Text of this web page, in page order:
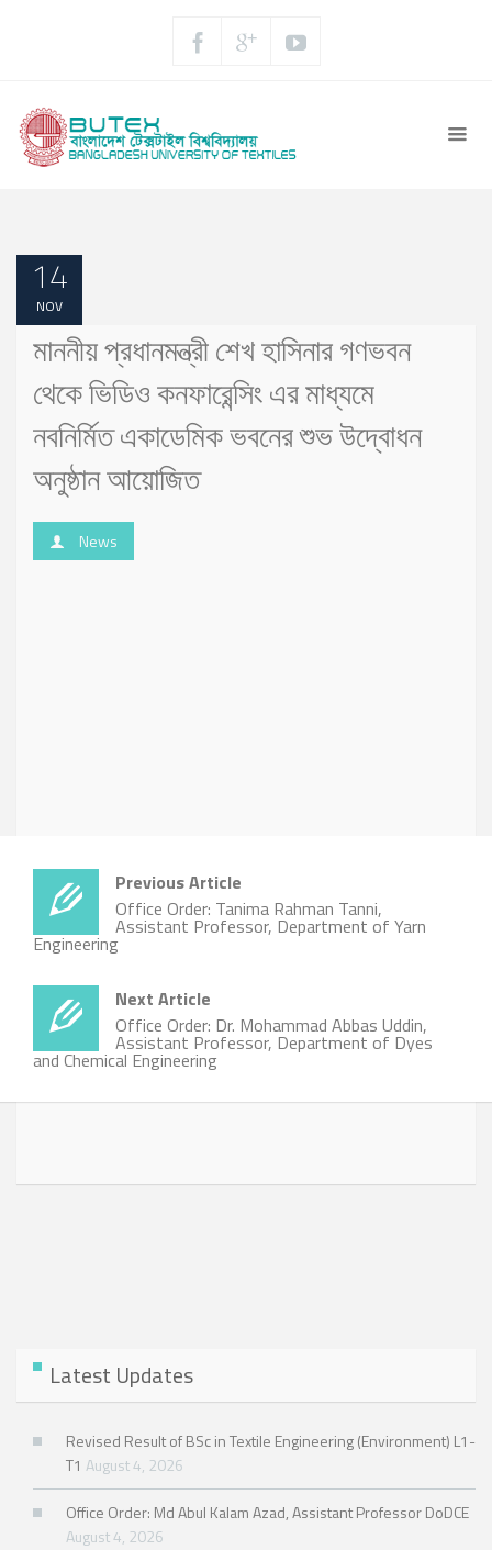
14
NOV
মাননীয় প্রধানমন্ত্রী শেখ হাসিনার গণভবন
থেকে ভিডিও কনফারেন্সিং এর মাধ্যমে
নবনির্মিত একাডেমিক ভবনের শুভ উদ্বোধন
অনুষ্ঠান আয়োজিত
News
Previous Article
Office Order: Tanima Rahman Tanni,
Assistant Professor, Department of Yarn
Engineering
Next Article
Office Order: Dr. Mohammad Abbas Uddin,
Assistant Professor, Department of Dyes
and Chemical Engineering
Latest Updates
Revised Result of BSc in Textile Engineering (Environment) L1-
T1 August 4, 2026
Office Order: Md Abul Kalam Azad, Assistant Professor DoDCE
August 4, 2026